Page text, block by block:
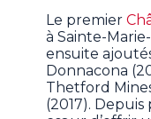
Le premier
à Sainte-
ensuite
Donnacona
Thetford
(2017). Depuis